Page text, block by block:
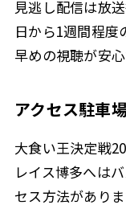
見逃し配信は放
日から1週間程度
早めの視聴が安心
アクセス駐車
大食い王決定戦
レイス博多へは
セス方法があり